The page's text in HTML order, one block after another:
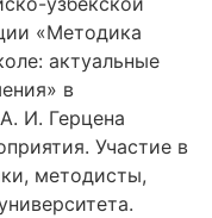
«Методика
актуальные
в
И. Герцена
Участие в
методисты,